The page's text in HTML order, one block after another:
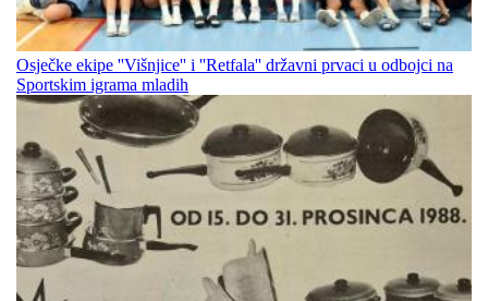
Osječke ekipe ''Višnjice'' i ''Retfala'' državni prvaci u odbojci na
Sportskim igrama mladih